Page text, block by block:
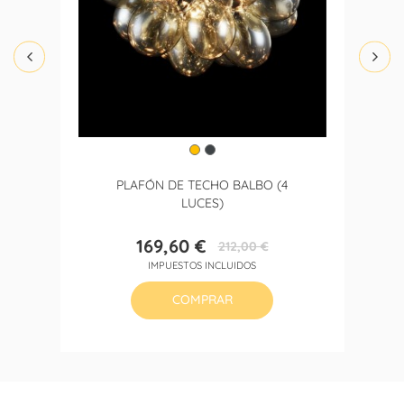
PLAFÓN DE TECHO BALBO (4
LUCES)
Precio
169,60 €Precio
base
212,00 €
IMPUESTOS INCLUIDOS
COMPRAR